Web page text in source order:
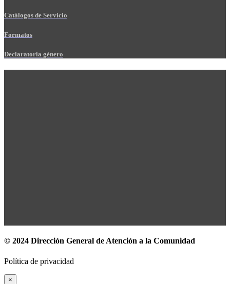
Catálogos de Servicio
Formatos
Declaratoria género
© 2024 Dirección General de Atención a la Comunidad
Política de privacidad
×